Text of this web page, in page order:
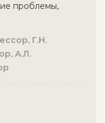
проблемы,
Г.Н.
А.Л.